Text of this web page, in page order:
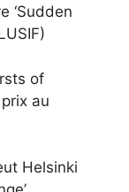
‘Sudden
of
au
Helsinki